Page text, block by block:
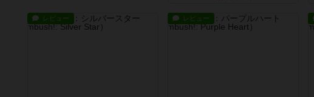
レビュー レビュー